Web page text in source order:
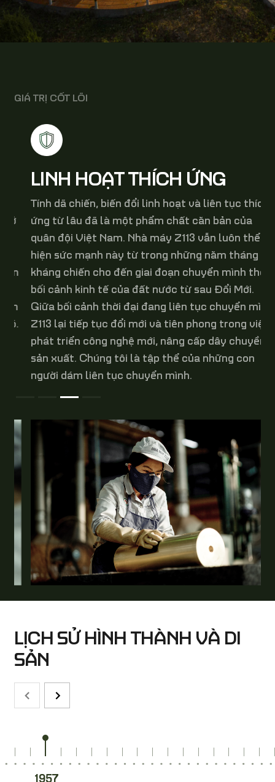
GIÁ TRỊ CỐT LÕI
LINH HOẠT THÍCH ỨNG
Tính dã chiến, biến đổi linh hoạt và liên tục thích
ứng từ lâu đã là một phẩm chất căn bản của
quân đội Việt Nam. Nhà máy Z113 vẫn luôn thể
hiện sức mạnh này từ trong những năm tháng
kháng chiến cho đến giai đoạn chuyển mình theo
bối cảnh kinh tế của đất nước từ sau Đổi Mới.
Giữa bối cảnh thời đại đang liên tục chuyển mình,
Z113 lại tiếp tục đổi mới và tiên phong trong việc
phát triển công nghệ mới, nâng cấp dây chuyền
sản xuất. Chúng tôi là tập thể của những con
người dám liên tục chuyển mình.
LỊCH SỬ HÌNH THÀNH VÀ DI
SẢN
1957